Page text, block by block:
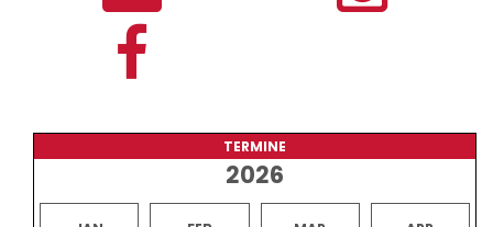
TERMINE
2026